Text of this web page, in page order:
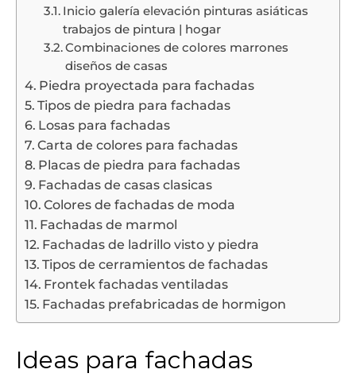
Inicio galería elevación pinturas asiáticas
trabajos de pintura | hogar
Combinaciones de colores marrones
diseños de casas
Piedra proyectada para fachadas
Tipos de piedra para fachadas
Losas para fachadas
Carta de colores para fachadas
Placas de piedra para fachadas
Fachadas de casas clasicas
Colores de fachadas de moda
Fachadas de marmol
Fachadas de ladrillo visto y piedra
Tipos de cerramientos de fachadas
Frontek fachadas ventiladas
Fachadas prefabricadas de hormigon
Ideas para fachadas